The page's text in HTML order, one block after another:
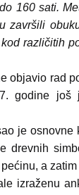
160 sati.
završili
različitih
objavio rad
godine još
je osnovne
drevnih
a
izraženu